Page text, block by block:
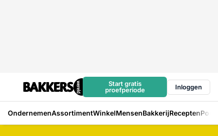
Start gratis
proefperiode
Inloggen
OndernemenAssortimentWinkelMensenBakkerijRecepten